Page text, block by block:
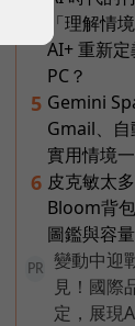
「理解情
AI+ 重新
PC？
5 Gemini
Gmail、自
實用情境
6 皮克敏太
Bloom背
圖鑑與容
PR
變動中迎
見！國際
定，展現